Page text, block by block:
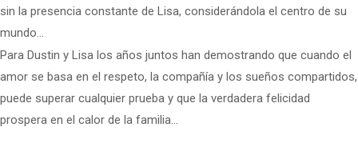
sin la presencia constante de Lisa, considerándola el centro de su
mundo…
Para Dustin y Lisa los años juntos han demostrando que cuando el
amor se basa en el respeto, la compañía y los sueños compartidos,
puede superar cualquier prueba y que la verdadera felicidad
prospera en el calor de la familia…